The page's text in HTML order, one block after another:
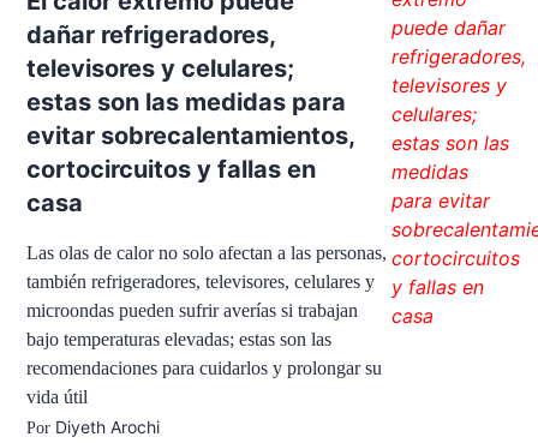
dañar refrigeradores,
televisores y celulares;
estas son las medidas para
evitar sobrecalentamientos,
cortocircuitos y fallas en
casa
Las olas de calor no solo afectan a las personas,
también refrigeradores, televisores, celulares y
microondas pueden sufrir averías si trabajan
bajo temperaturas elevadas; estas son las
recomendaciones para cuidarlos y prolongar su
vida útil
Por Diyeth Arochi